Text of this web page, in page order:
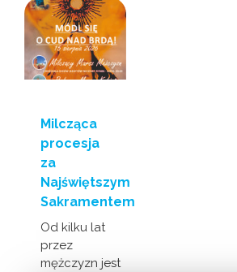
Milcząca
procesja
za
Najświętszym
Sakramentem
Od kilku lat
przez
mężczyzn jest